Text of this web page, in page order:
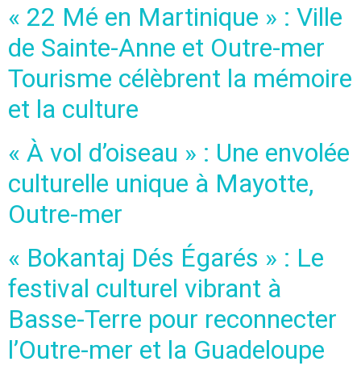
« 22 Mé en Martinique » : Ville
de Sainte-Anne et Outre-mer
Tourisme célèbrent la mémoire
et la culture
« À vol d’oiseau » : Une envolée
culturelle unique à Mayotte,
Outre-mer
« Bokantaj Dés Égarés » : Le
festival culturel vibrant à
Basse-Terre pour reconnecter
l’Outre-mer et la Guadeloupe